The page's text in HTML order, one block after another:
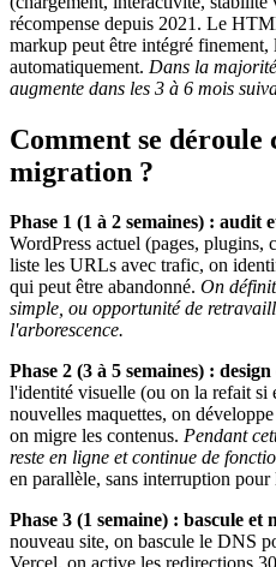
récompense depuis 2021. Le
markup peut être intégré
automatiquement. Dans la
augmente dans les 3 à 6 mois
Comment se déroule
migration ?
Phase 1 (1 à 2 semaines) : audit
WordPress actuel (pages, plugins,
liste les URLs avec trafic, on
qui peut être abandonné. On
simple, ou opportunité de
l'arborescence.
Phase 2 (3 à 5 semaines) :
l'identité visuelle (ou on la refait si
nouvelles maquettes, on
on migre les contenus. Pendant
reste en ligne et continue de
en parallèle, sans interruption pour
Phase 3 (1 semaine) : bascule et
nouveau site, on bascule le DNS